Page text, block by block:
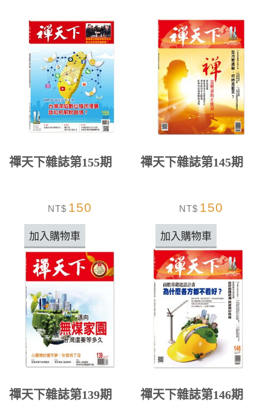
禪天下雜誌第155期
NT$ 150
加入購物車
禪天下雜誌第145期
NT$ 150
加入購物車
禪天下雜誌第139期 禪天下雜誌第146期